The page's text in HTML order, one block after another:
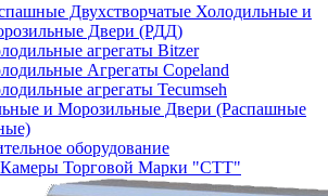
Двухстворчатые Холодильные и
Двери (РДД)
агрегаты Bitzer
Агрегаты Copeland
агрегаты Tecumseh
и Морозильные Двери (Распашные
оборудование
Торговой Марки "СТТ"